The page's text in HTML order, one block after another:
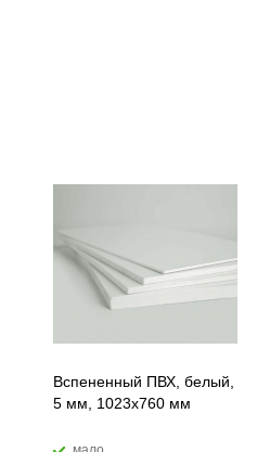
Вспененный ПВХ, белый,
5 мм, 1023x760 мм